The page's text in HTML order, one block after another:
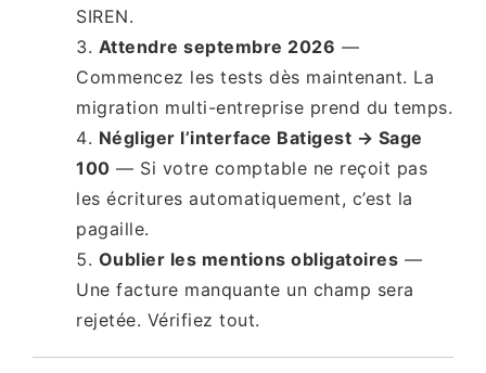
SIREN.
Attendre septembre 2026 —
Commencez les tests dès maintenant. La
migration multi-entreprise prend du temps.
Négliger l’interface Batigest → Sage
100 — Si votre comptable ne reçoit pas
les écritures automatiquement, c’est la
pagaille.
Oublier les mentions obligatoires —
Une facture manquante un champ sera
rejetée. Vérifiez tout.